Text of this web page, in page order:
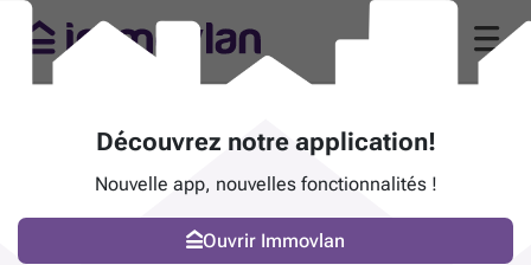
Découvrez notre application!
Nouvelle app, nouvelles fonctionnalités !
Ouvrir Immovlan